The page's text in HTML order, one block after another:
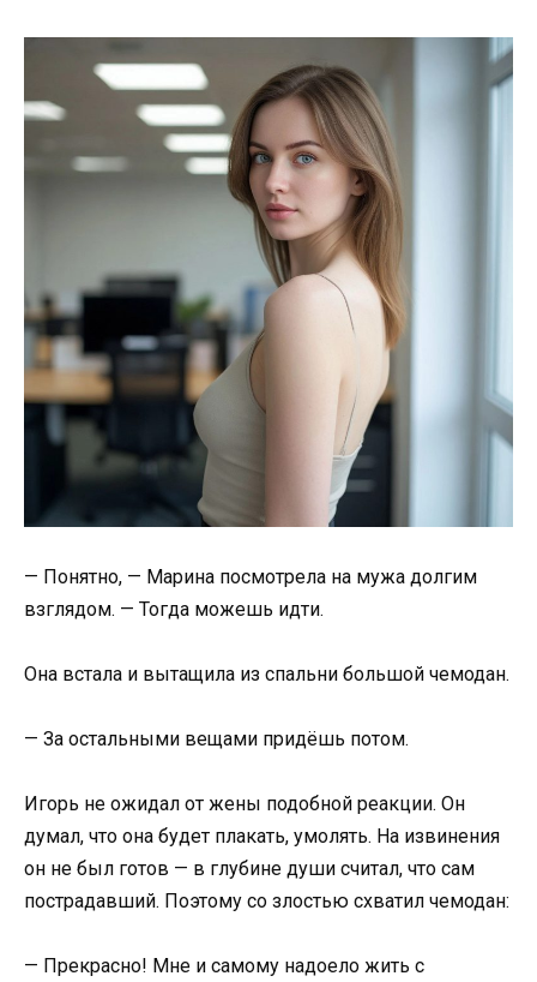
— Понятно, — Марина посмотрела на мужа долгим
взглядом. — Тогда можешь идти.
Она встала и вытащила из спальни большой чемодан.
— За остальными вещами придёшь потом.
Игорь не ожидал от жены подобной реакции. Он
думал, что она будет плакать, умолять. На извинения
он не был готов — в глубине души считал, что сам
пострадавший. Поэтому со злостью схватил чемодан:
— Прекрасно! Мне и самому надоело жить с